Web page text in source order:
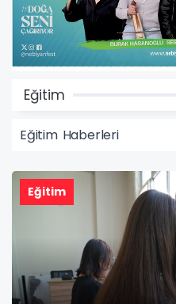
Eğitim
Eğitim Haberleri
Eğitim